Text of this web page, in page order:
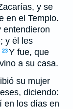
y se
en el Templo.
entendieron
y él les
23Y fue, que
a su casa.
su mujer
diciendo:
en los días en